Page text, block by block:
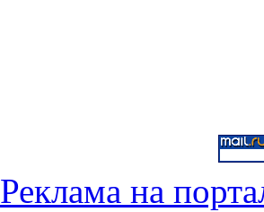
Реклама на